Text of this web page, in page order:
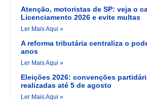
Atenção, motoristas de SP: veja o
Licenciamento 2026 e evite multas
Ler Mais Aqui »
A reforma tributária centraliza o
anos
Ler Mais Aqui »
Eleições 2026: convenções
realizadas até 5 de agosto
Ler Mais Aqui »